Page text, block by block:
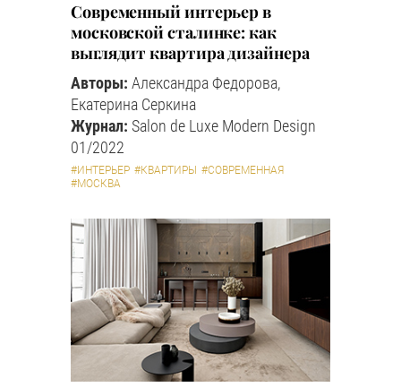
Современный интерьер в
московской сталинке: как
выглядит квартира дизайнера
Авторы: Александра Федорова,
Екатерина Серкина
Журнал: Salon de Luxe Modern Design
01/2022
#ИНТЕРЬЕР #КВАРТИРЫ #СОВРЕМЕННАЯ
#МОСКВА